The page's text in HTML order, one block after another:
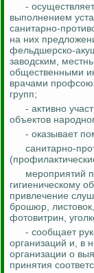
-
выполнением
санитарно-
на них
фельдшерско-
заводским,
общественными
врачами
групп;
- активно
объектов
- оказывает
санитарно-
мероприятий
гигиеническому
привлечение
брошюр,
фотовитрин,
- сообщает
организаций и, в
организации о
принятия